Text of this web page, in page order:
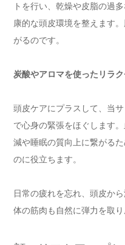
トを行い、乾燥や皮脂の過
康的な頭皮環境を整えます
がるのです。
炭酸やアロマを使ったリラ
頭皮ケアにプラスして、当
で心身の緊張をほぐします
減や睡眠の質向上に繋がる
のに役立ちます。
日常の疲れを忘れ、頭皮か
体の筋肉も自然に弾力を取り